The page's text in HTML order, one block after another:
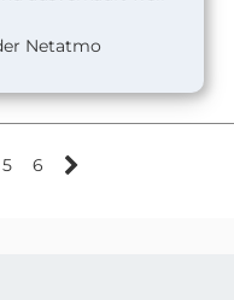
Netatmo
5 6